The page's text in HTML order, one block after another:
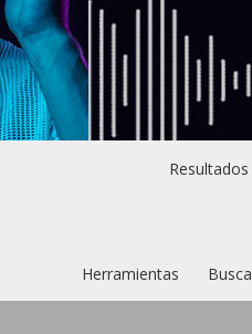
Herramientas